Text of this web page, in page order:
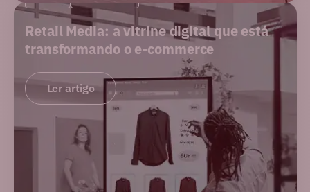
Retail Media: a vitrine digital que está
transformando o e-commerce
Ler artigo